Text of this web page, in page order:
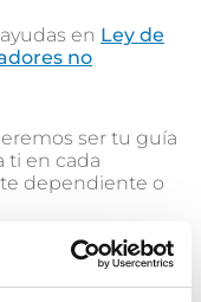
en Ley de
no
ser tu guía
ti en cada
dependiente o
que
personas